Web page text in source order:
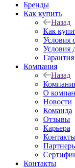
Бренды
Как купить
Назад
Как
Условия
Условия
Компания
Назад
О
Новости
Команда
Отзывы
Карьера
Контакты